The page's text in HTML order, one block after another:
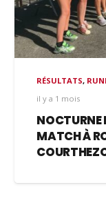
RÉSULTATS,
il y a 1 mois
NOCTURNE
MATCH À